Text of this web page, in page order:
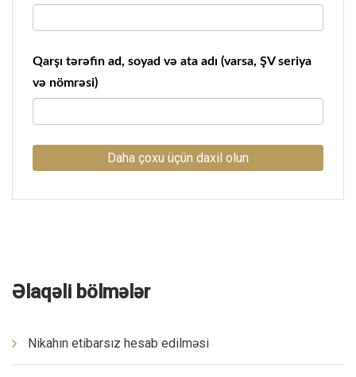
Qarşı tərəfin ad, soyad və ata adı (varsa, ŞV seriya
və nömrəsi)
Daha çoxu üçün daxil olun
Əlaqəli bölmələr
Nikahın etibarsız hesab edilməsi